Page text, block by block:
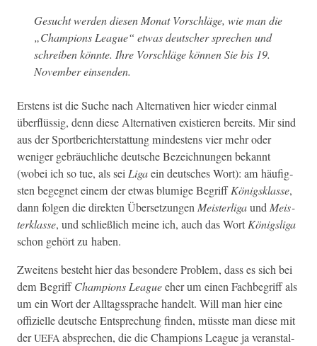
Gesucht wer­den diesen Monat Vorschläge, wie man die
„Cham­pi­ons League“ etwas deutsch­er sprechen und
schreiben kön­nte. Ihre Vorschläge kön­nen Sie bis 19.
Novem­ber einsenden.
Erstens ist die Suche nach Alter­na­tiv­en hier wieder ein­mal
über­flüs­sig, denn diese Alter­na­tiv­en existieren bere­its. Mir sind
aus der Sport­berichter­stat­tung min­destens vier mehr oder
weniger gebräuch­liche deutsche Beze­ich­nun­gen bekan­nt
(wobei ich so tue, als sei Ligaein deutsches Wort): am häu­fig­
sten begeg­net einem der etwas blu­mige BegriffKönigsklasse,
dann fol­gen die direk­ten Über­set­zun­gen Meis­terli­gaund Meis­
terk­lasse, und schließlich meine ich, auch das WortKönigsli­ga
schon gehört zu haben.
Zweit­ens beste­ht hier das beson­dere Prob­lem, dass es sich bei
dem BegriffCham­pi­ons Leagueeher um einen Fach­be­griff als
um ein Wort der All­t­agssprache han­delt. Will man hier eine
offizielle deutsche Entsprechung find­en, müsste man diese mit
derUEFA absprechen, die die Cham­pi­ons League ja ver­anstal­